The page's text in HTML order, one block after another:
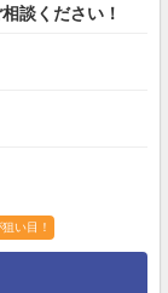
談ください！
い目！